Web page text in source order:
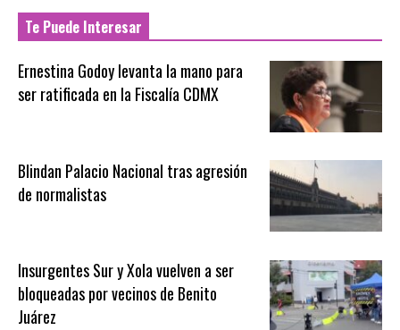
Te Puede Interesar
Ernestina Godoy levanta la mano para
ser ratificada en la Fiscalía CDMX
Blindan Palacio Nacional tras agresión
de normalistas
Insurgentes Sur y Xola vuelven a ser
bloqueadas por vecinos de Benito
Juárez